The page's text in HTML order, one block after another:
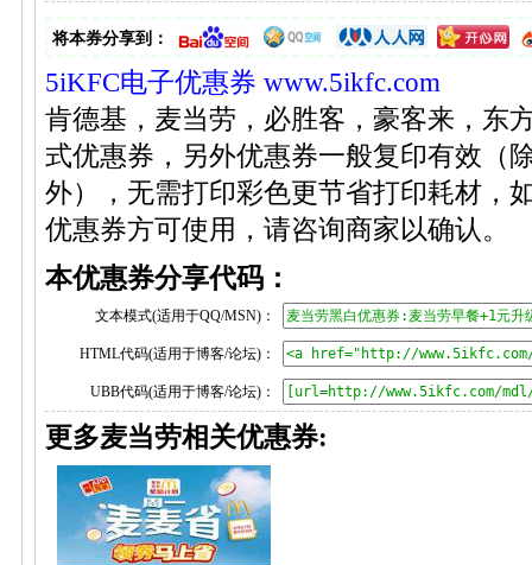
将本券分享到：
5iKFC电子优惠券 www.5ikfc.com
肯德基，麦当劳，必胜客，豪客来，东
式优惠券，另外优惠券一般复印有效（
外），无需打印彩色更节省打印耗材，
优惠券方可使用，请咨询商家以确认。
本优惠券分享代码：
文本模式(适用于QQ/MSN)：
HTML代码(适用于博客/论坛)：
UBB代码(适用于博客/论坛)：
更多麦当劳相关优惠券: